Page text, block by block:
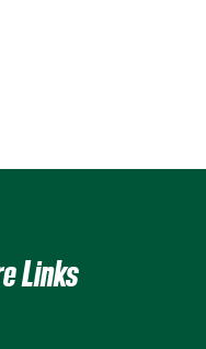
Links